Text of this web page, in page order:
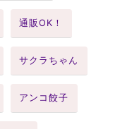
通販OK！
サクラちゃん
アンコ餃子